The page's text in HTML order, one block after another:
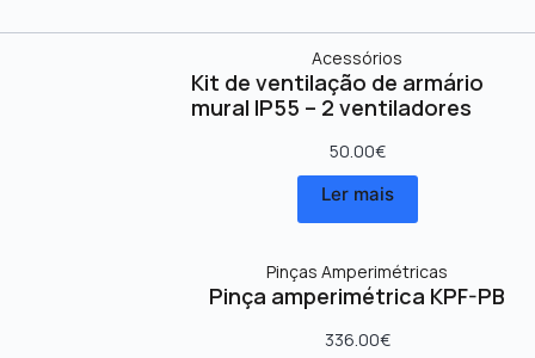
Acessórios
Kit de ventilação de armário
mural IP55 – 2 ventiladores
50.00€
Ler mais
Pinças Amperimétricas
Pinça amperimétrica KPF-PB
336.00€